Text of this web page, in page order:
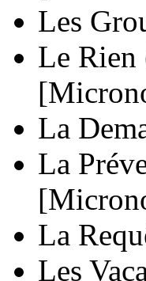
Les
Le Rien
La
La
La
Les